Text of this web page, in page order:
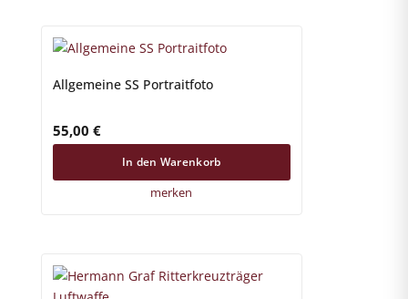
Allgemeine SS Portraitfoto
55,00 €
In den Warenkorb
merken